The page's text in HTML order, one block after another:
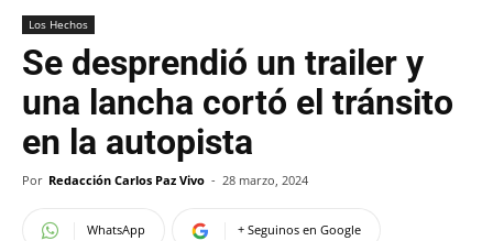
Los Hechos
Se desprendió un trailer y
una lancha cortó el tránsito
en la autopista
Por Redacción Carlos Paz Vivo - 28 marzo, 2024
WhatsApp + Seguinos en Google